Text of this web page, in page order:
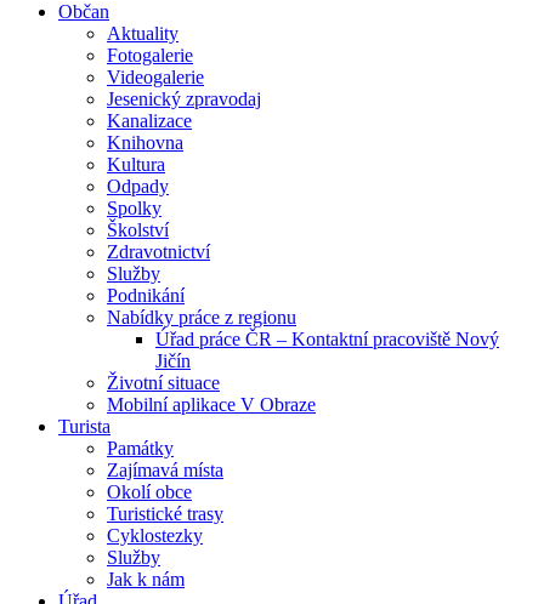
Občan
Aktuality
Fotogalerie
Videogalerie
Jesenický zpravodaj
Kanalizace
Knihovna
Kultura
Odpady
Spolky
Školství
Zdravotnictví
Služby
Podnikání
Nabídky práce z regionu
Úřad práce ČR – Kontaktní pracoviště Nový
Jičín
Životní situace
Mobilní aplikace V Obraze
Turista
Památky
Zajímavá místa
Okolí obce
Turistické trasy
Cyklostezky
Služby
Jak k nám